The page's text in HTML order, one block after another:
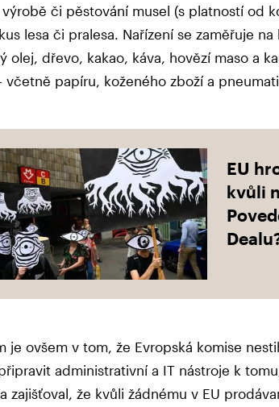
výrobě či pěstování musel (s platností od
lesa či pralesa. Nařízení se zaměřuje
olej, dřevo, kakao, káva, hovězí maso a
včetně papíru, koženého zboží a
EU
kvůli
je ovšem v tom, že Evropská komise
administrativní a IT nástroje k
zajišťoval, že kvůli žádnému v EU